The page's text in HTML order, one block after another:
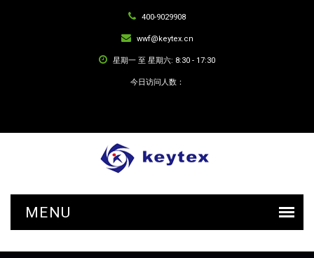
400-9029908
wwf@keytex.cn
星期一 至 星期六: 8:30 - 17:30
今日访问人数：